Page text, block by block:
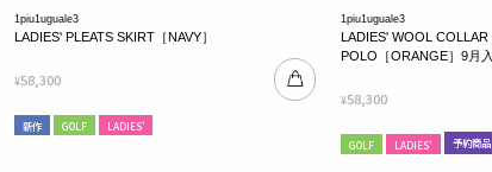
1piu1uguale3
LADIES' PLEATS SKIRT［NAVY］
¥58,300
新作 GOLF LADIES'
1piu1uguale3
LADIES' WOOL
POLO［ORANGE］9月
¥58,300
GOLF LADIES' 予約商品